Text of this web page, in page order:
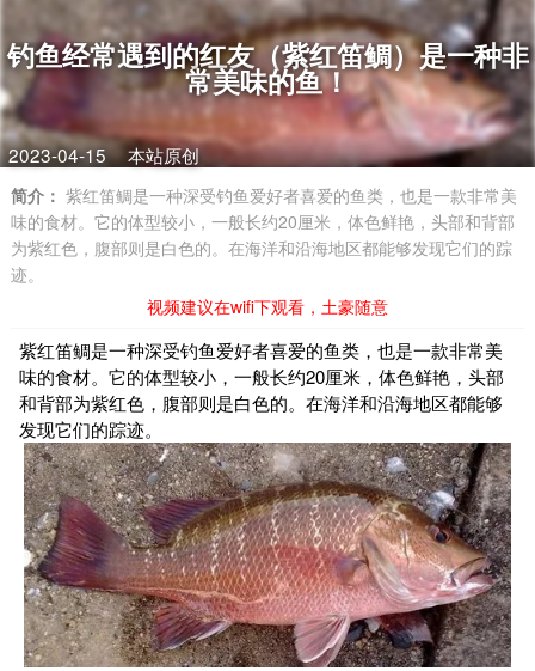
钓鱼经常遇到的红友（紫红笛鲷）是一种非
常美味的鱼！
2023-04-15 本站原创
简介： 紫红笛鲷是一种深受钓鱼爱好者喜爱的鱼类，也是一款非常美
味的食材。它的体型较小，一般长约20厘米，体色鲜艳，头部和背部
为紫红色，腹部则是白色的。在海洋和沿海地区都能够发现它们的踪
迹。
视频建议在wifi下观看，土豪随意
紫红笛鲷是一种深受钓鱼爱好者喜爱的鱼类，也是一款非常美
味的食材。它的体型较小，一般长约20厘米，体色鲜艳，头部
和背部为紫红色，腹部则是白色的。在海洋和沿海地区都能够
发现它们的踪迹。